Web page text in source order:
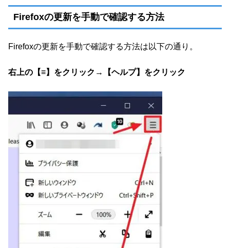
Firefoxの更新を手動で確認する方法
Firefoxの更新を手動で確認する方法は以下の通り。
右上の【≡】をクリック→【ヘルプ】をクリック